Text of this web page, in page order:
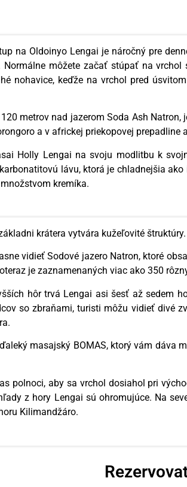
na Oldoinyo Lengai je náročný pre
Normálne môžete začať stúpať na
nohavice, keďže na vrchol pred
metrov nad jazerom Soda Ash
a v africkej priekopovej
Holly Lengai na svoju modlitbu k
lávu, ktorá je chladnejšia
kremíka.
krátera vytvára kužeľovité štruktúry.
vidieť Sodové jazero Natron, ktoré
je zaznamenaných viac ako 350
hôr trvá Lengai asi šesť až sedem
so zbraňami, turisti môžu vidieť divé
masajský BOMAS, ktorý vám
polnoci, aby sa vrchol dosiahol pri
z hory Lengai sú ohromujúce. Na
Kilimandžáro.